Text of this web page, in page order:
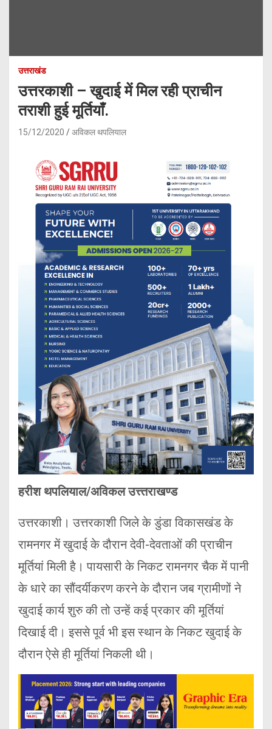
उत्तराखंड
उत्तरकाशी – खुदाई में मिल रही प्राचीन
तराशी हुई मूर्तियाँ.
15/12/2020 अविकल थपलियाल
हरीश थपलियाल/अविकल उत्त्तराखण्ड
उत्तरकाशी। उत्तरकाशी जिले के डुंडा विकासखंड के
रामनगर में खुदाई के दौरान देवी-देवताओं की प्राचीन
मूर्तियां मिली है। पायसारी के निकट रामनगर चैक में पानी
के धारे का सौंदर्यीकरण करने के दौरान जब ग्रामीणों ने
खुदाई कार्य शुरु की तो उन्हें कई प्रकार की मूर्तियां
दिखाई दी। इससे पूर्व भी इस स्थान के निकट खुदाई के
दौरान ऐसे ही मूर्तियां निकली थी।